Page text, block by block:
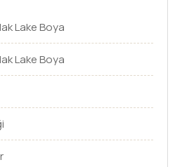
Lake Boya
Lake Boya